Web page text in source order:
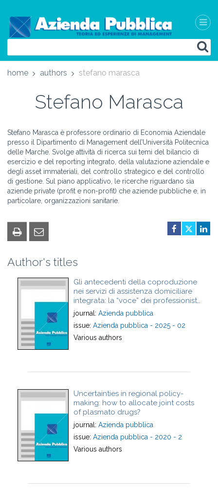
home authors stefano marasca
Stefano Marasca
Stefano Marasca è professore ordinario di Economia Aziendale
presso il Dipartimento di Management dell’Università Politecnica
delle Marche. Svolge attività di ricerca sui temi del bilancio di
esercizio e del reporting integrato, della valutazione aziendale e
degli asset immateriali, del controllo strategico e del controllo
di gestione. Sul piano applicativo, le ricerche riguardano sia
aziende private (profit e non-profit) che aziende pubbliche e, in
particolare, organizzazioni sanitarie.
Author's titles
Gli antecedenti della coproduzione
nei servizi di assistenza domiciliare
integrata: la “voce” dei professionisti
sanitari - Co-production
antecedents in home-care services:
the regular providers’ “voice”
journal: Azienda pubblica
issue: Azienda pubblica - 2025 - 02
Various authors
Uncertainties in regional policy-
making: how to allocate joint costs
of plasmato drugs?
journal: Azienda pubblica
issue: Azienda pubblica - 2020 - 2
Various authors